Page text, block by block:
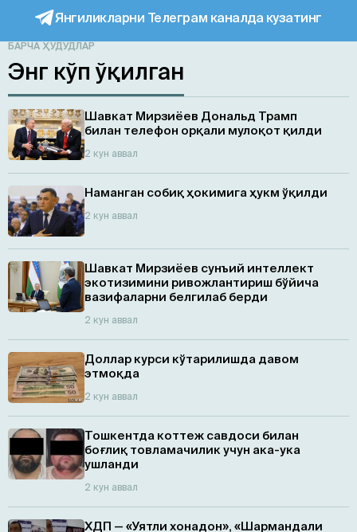
Янгиликларни Телеграм каналда кузатинг
БАРЧА ҲУДУДЛАР
Энг кўп ўқилган
Шавкат Мирзиёев Дональд Трамп
билан телефон орқали мулоқот қилди
2 кун аввал
Наманган собиқ ҳокимига ҳукм ўқилди
2 кун аввал
Шавкат Мирзиёев сунъий интеллект
экотизимини ривожлантириш бўйича
вазифаларни белгилаб берди
2 кун аввал
Доллар курси кўтарилишда давом
этмоқда
2 кун аввал
Тошкентда коттеж савдоси билан
боғлиқ товламачилик учун ака-ука
ушланди
2 кун аввал
ХДП — «Уятли хонадон», «Шармандали